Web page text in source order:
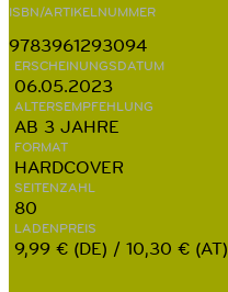
ISBN/ARTIKELNUMMER
9783961293094
ERSCHEINUNGSDATUM
06.05.2023
ALTERSEMPFEHLUNG
AB 3 JAHRE
FORMAT
HARDCOVER
SEITENZAHL
80
LADENPREIS
9,99 € (DE) / 10,30 € (AT)